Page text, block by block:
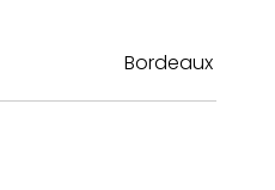
Bordeaux